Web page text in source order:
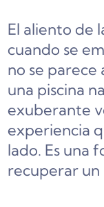
El aliento de
cuando se
no se parece
una piscina
exuberante
experiencia
lado. Es una
recuperar un